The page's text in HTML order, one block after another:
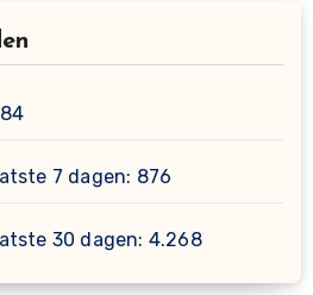
84
7 dagen: 876
30 dagen: 4.268